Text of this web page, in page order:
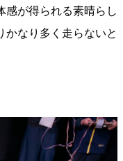
感が得られる素晴らし
かなり多く走らないと